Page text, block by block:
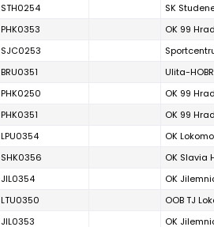
STH0254 SK
PHK0353 OK 99
SJC0253
BRU0351 Ulita-
PHK0250 OK 99
PHK0351 OK 99
LPU0354 OK
SHK0356 OK Slavia
JIL0354 OK
LTU0350 OOB TJ
JIL0353 OK